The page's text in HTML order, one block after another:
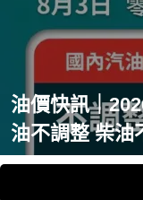
油價快訊｜
油不調整 柴油